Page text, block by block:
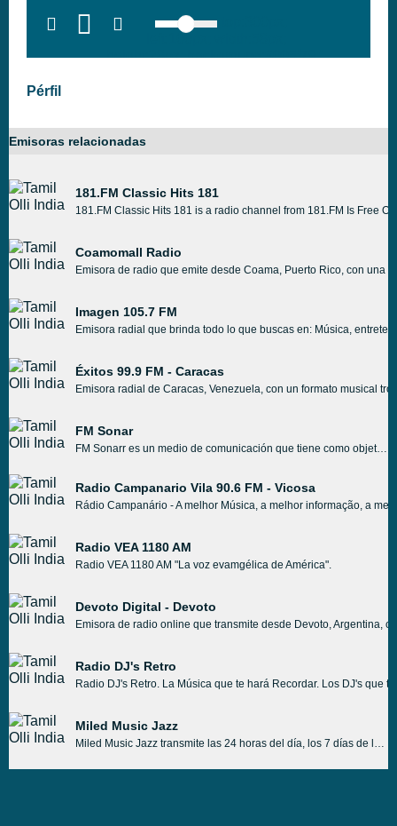
height:28px; background:#005f79;'
Pérfil
Emisoras relacionadas
181.FM Classic Hits 181
181.FM Classic Hits 181 is a radio channel from 181.FM Is Free
Coamomall Radio
Emisora de radio que emite desde Coama, Puerto Rico, con una
Imagen 105.7 FM
Emisora radial que brinda todo lo que buscas en: Música,
Éxitos 99.9 FM - Caracas
Emisora radial de Caracas, Venezuela, con un formato musical
FM Sonar
FM Sonarr es un medio de comunicación que tiene como objetivo la difusión masiva de contenidos multiculturales, considerando La Música como Lenguaje Universal y Unificador. FM Sonar es un Transmisor de Frecuencia Modulada, que transmite durante los últimos cinco años, en la ciudad de Santa Rosa a 91.3 MHz del dial. FM Sonarr es un medio de comunicación que tiene como objetivo la difusión masiva de contenidos multiculturales, considerando La Música como Lenguaje Universal y Unificador. FM Sonar es un Transmisor de Frecuencia Modulada, que transmite durante los últimos cinco años, en la ciudad de Santa Rosa a 91.3 MHz del dial.
Radio Campanario Vila 90.6 FM - Vicosa
Rádio Campanário - A melhor Música, a melhor informação, a
Radio VEA 1180 AM
Radio VEA 1180 AM "La voz evamgélica de América".
Devoto Digital - Devoto
Emisora de radio online que transmite desde Devoto, Argentina,
Radio DJ's Retro
Radio DJ's Retro. La Música que te hará Recordar. Los DJ's que
Miled Music Jazz
Miled Music Jazz transmite las 24 horas del día, los 7 días de la semana, reproduce música Jazz sin parar en vivo en Internet. Miled Music Jazz es hacer que los jóvenes se conecten con el mundo de la música. Decoran su lista de reproducción con canciones que les encantarán a los jóvenes.